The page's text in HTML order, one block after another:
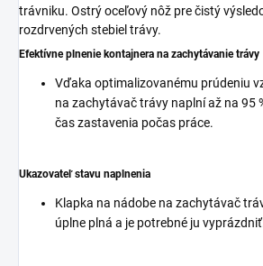
trávniku. Ostrý oceľový nôž pre čistý
rozdrvených stebiel trávy.
Efektívne plnenie kontajnera na zachytávanie trávy
Vďaka optimalizovanému prúdeniu
na zachytávač trávy naplní až na 95
čas zastavenia počas práce.
Ukazovateľ stavu naplnenia
Klapka na nádobe na zachytávač
úplne plná a je potrebné ju